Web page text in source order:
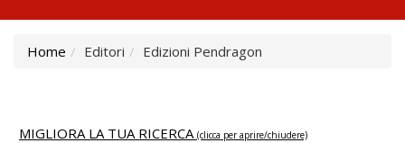
Home Editori Edizioni Pendragon
MIGLIORA LA TUA RICERCA (clicca per aprire/chiudere)